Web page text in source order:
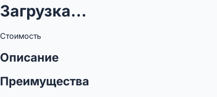
Загрузка...
Стоимость
Описание
Преимущества